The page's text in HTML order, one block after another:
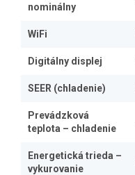
nominálny
WiFi
Digitálny displej
SEER (chladenie)
Prevádzková
teplota – chladenie
Energetická trieda –
vykurovanie